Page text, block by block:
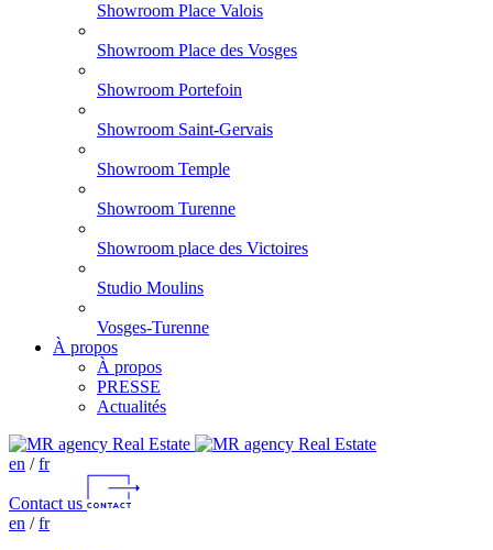
Showroom Place Valois
Showroom Place des Vosges
Showroom Portefoin
Showroom Saint-Gervais
Showroom Temple
Showroom Turenne
Showroom place des Victoires
Studio Moulins
Vosges-Turenne
À propos
À propos
PRESSE
Actualités
en /fr
Contact us
en /fr